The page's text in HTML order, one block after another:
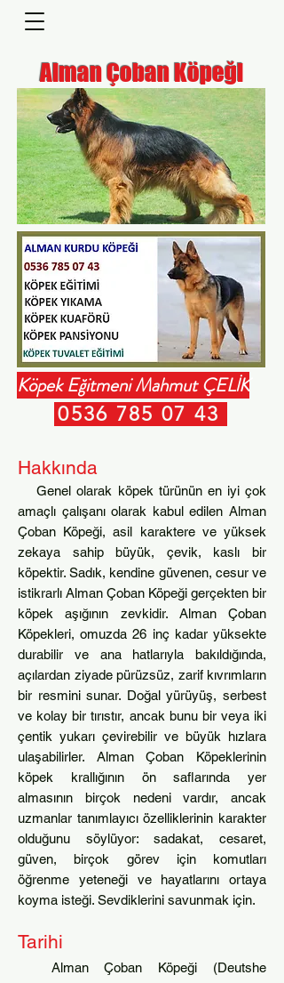
Alman Çoban Köpeği
Köpek Eğitmeni Mahmut ÇELİK
0536 785 07 43
Hakkında
Genel olarak köpek türünün en iyi çok
amaçlı çalışanı olarak kabul edilen Alman
Çoban Köpeği, asil karaktere ve yüksek
zekaya sahip büyük, çevik, kaslı bir
köpektir. Sadık, kendine güvenen, cesur ve
istikrarlı Alman Çoban Köpeği gerçekten bir
köpek aşığının zevkidir. Alman Çoban
Köpekleri, omuzda 26 inç kadar yüksekte
durabilir ve ana hatlarıyla bakıldığında,
açılardan ziyade pürüzsüz, zarif kıvrımların
bir resmini sunar. Doğal yürüyüş, serbest
ve kolay bir tırıstır, ancak bunu bir veya iki
çentik yukarı çevirebilir ve büyük hızlara
ulaşabilirler. Alman Çoban Köpeklerinin
köpek krallığının ön saflarında yer
almasının birçok nedeni vardır, ancak
uzmanlar tanımlayıcı özelliklerinin karakter
olduğunu söylüyor: sadakat, cesaret,
güven, birçok görev için komutları
öğrenme yeteneği ve hayatlarını ortaya
koyma isteği. Sevdiklerini savunmak için.
Tarihi
Alman Çoban Köpeği (Deutshe